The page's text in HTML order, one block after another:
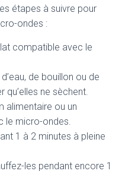
étapes à suivre pour
ondes :
compatible avec le
de bouillon ou de
qu’elles ne sèchent.
alimentaire ou un
le micro-ondes.
1 à 2 minutes à pleine
les pendant encore 1